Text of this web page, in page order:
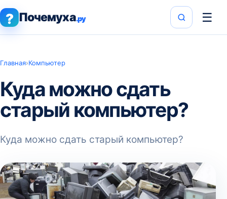
? Почемуха.ру ☰
Главная›Компьютер
Куда можно сдать
старый компьютер?
Куда можно сдать старый компьютер?